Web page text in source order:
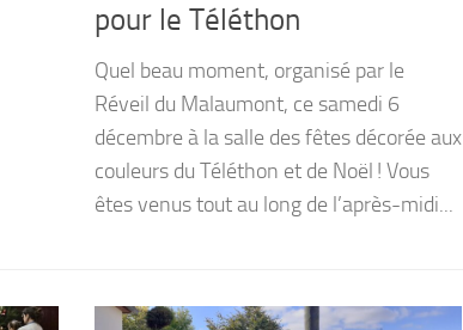
pour le Téléthon
Quel beau moment, organisé par le
Réveil du Malaumont, ce samedi 6
décembre à la salle des fêtes décorée aux
couleurs du Téléthon et de Noël ! Vous
êtes venus tout au long de l’après-midi...